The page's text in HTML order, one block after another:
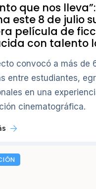
que nos
este 8 de julio
película de
con talento
convocó a más de
entre estudiantes,
en una
cinematográfica.